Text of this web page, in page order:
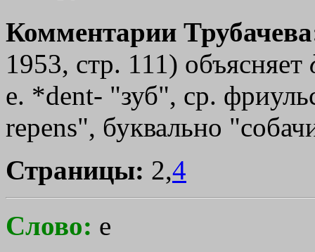
Комментарии
1953, стр. 111) объясняет
е. *dent- "зуб", ср.
repens", буквально
Страницы: 2,4
Слово: е